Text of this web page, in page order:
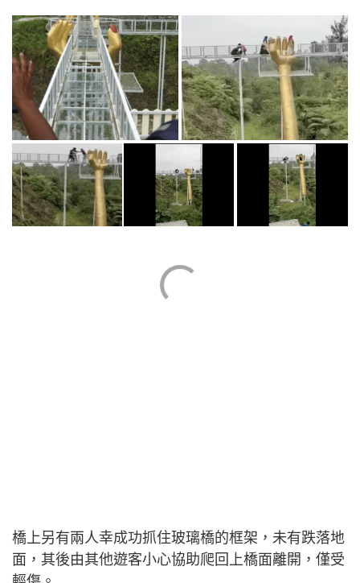
橋上另有兩人幸成功抓住玻璃橋的框架，未有跌落地
面，其後由其他遊客小心協助爬回上橋面離開，僅受